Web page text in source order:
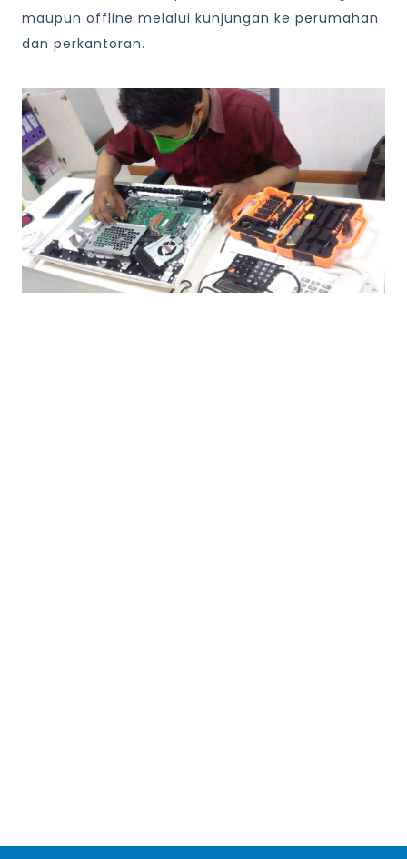
maupun offline melalui kunjungan ke perumahan
dan perkantoran.